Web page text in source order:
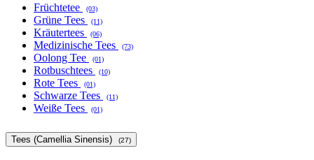
Früchtetee (03)
Grüne Tees (11)
Kräutertees (06)
Medizinische Tees (73)
Oolong Tee (01)
Rotbuschtees (10)
Rote Tees (01)
Schwarze Tees (11)
Weiße Tees (01)
Tees (Camellia Sinensis) (27)